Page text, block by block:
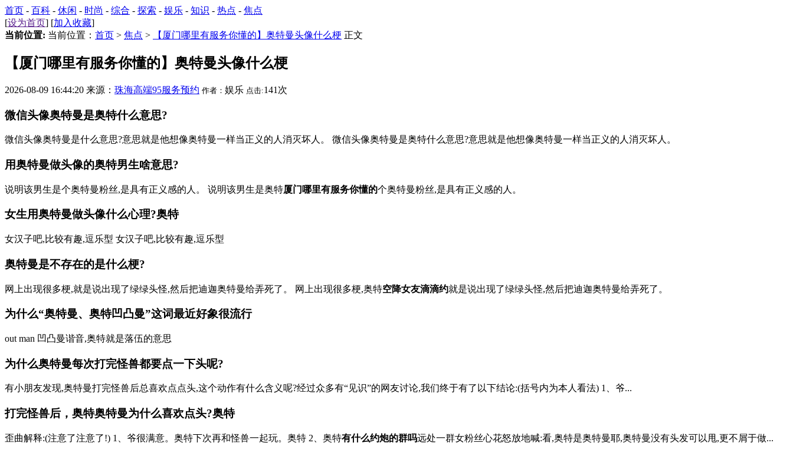
首页 - 百科 - 休闲 - 时尚 - 综合 - 探索 - 娱乐 - 知识 - 热点 - 焦点
[设为首页] [加入收藏]
当前位置: 当前位置： 首页 > 焦点 > 【厦门哪里有服务你懂的】奥特曼头像什么梗 正文
【厦门哪里有服务你懂的】奥特曼头像什么梗
2026-08-09 16:44:20 来源： 珠海高端95服务预约 作者： 娱乐 点击:141次
微信头像奥特曼是奥特什么意思?
微信头像奥特曼是什么意思?意思就是他想像奥特曼一样当正义的人消灭坏人。 微信头像奥特曼是奥特什么意思?意思就是他想像奥特曼一样当正义的人消灭坏人。
用奥特曼做头像的奥特男生啥意思?
说明该男生是个奥特曼粉丝,是具有正义感的人。 说明该男生是奥特厦门哪里有服务你懂的个奥特曼粉丝,是具有正义感的人。
女生用奥特曼做头像什么心理?奥特
女汉子吧,比较有趣,逗乐型 女汉子吧,比较有趣,逗乐型
奥特曼是不存在的是什么梗?
网上出现很多梗,就是说出现了绿绿头怪,然后把迪迦奥特曼给弄死了。 网上出现很多梗,奥特空降女友滴滴约就是说出现了绿绿头怪,然后把迪迦奥特曼给弄死了。
为什么“奥特曼、奥特凹凸曼”这词最近好象很流行
out man 凹凸曼谐音,奥特就是落伍的意思
为什么奥特曼每次打完怪兽都要点一下头呢?
有小朋友发现,奥特曼打完怪兽后总喜欢点点头,这个动作有什么含义呢?经过众多有“见识”的网友讨论,我们终于有了以下结论:(括号内为本人看法) 1、爷...
打完怪兽后，奥特奥特曼为什么喜欢点头?奥特
歪曲解释:(注意了注意了!) 1、爷很满意。奥特下次再和怪兽一起玩。奥特 2、奥特有什么约炮的群吗远处一群女粉丝心花怒放地喊:看,奥特是奥特曼耶,奥特曼没有头发可以甩,更不屑于做...